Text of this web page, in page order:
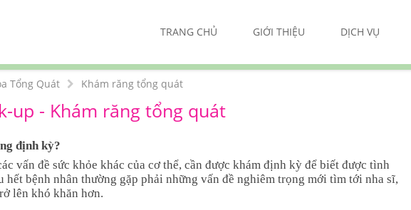
TRANG CHỦ GIỚI THIỆU DỊCH VỤ
Tổng Quát Khám răng tổng quát
up - Khám răng tổng quát
định kỳ?
vấn đề sức khỏe khác của cơ thể, cần được khám định kỳ để biết được tình
hết bệnh nhân thường gặp phải những vấn đề nghiêm trọng mới tìm tới nha sĩ,
lên khó khăn hơn.